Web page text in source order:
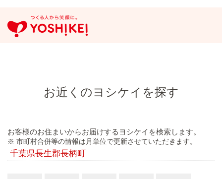
お近くのヨシケイを探す
お客様のお住まいからお届けするヨシケイを検索します。
※ 市町村合併等の情報は月単位で更新させていただきます。
千葉県長生郡長柄町